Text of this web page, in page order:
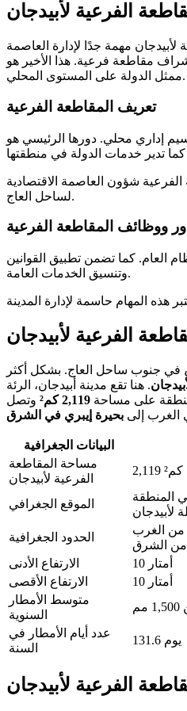
الفرعية لأبيدجان
لأبيدجان مهمة جدًا لإدارة العاصمة
مقاطعة فرعية. هذا الأخير هو
ممثل الدولة على المستوى المحلي.
تعريف المقاطعة الفرعية
إداري محلي. دورها الرئيسي هو
الفرعية شؤون العاصمة الاقتصادية
لساحل العاج.
ووظائف المقاطعة الفرعية
العام. كما تضمن تطبيق القوانين
وتنسيق الخدمات العامة.
الفرعية لأبيدجان
في جنوب ساحل العاج. بشكل أكثر
. هنا تقع مدينة أبيدجان، الرئة
على مساحة 2,119 كم²
وتصل
الغرب إلى بحيرة إيبري في الشرق
البيانات الجغرافية
مساحة المقاطعة
الفرعية لأبيدجان
2,119 كم²
الموقع الجغرافي
المنطقة
لأبيدجان
الحدود الجغرافية
من الغرب
من الشرق
الارتفاع الأدنى
10 أمتار
الارتفاع الأقصى
10 أمتار
متوسط الأمطار
السنوية
عدد أيام الأمطار في
السنة
131.6 يوم
الفرعية لأبيدجان